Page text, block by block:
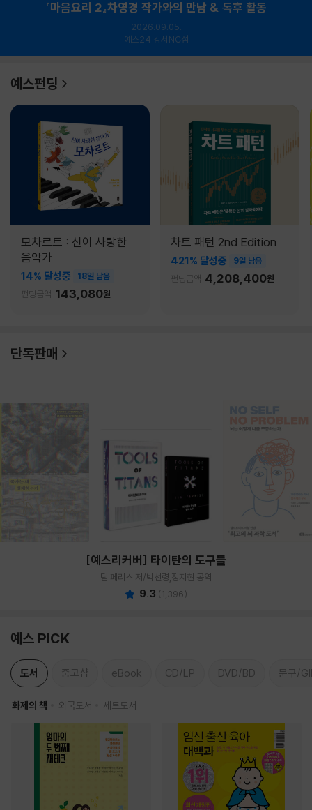
『마음요리 2』차영경 작가와의 만남 & 독후 활동
2026.09.05.
예스24 강서NC점
예스펀딩
모차르트 : 신이 사랑한
음악가
14% 달성중 18일 남음
펀딩금액 143,080원
차트 패턴 2nd Edition
421% 달성중 9일 남음
펀딩금액 4,208,400원
단독판매
[예스리커버] 타이탄의 도구들
팀 페리스 저/박선령,정지현 공역
9.3 (1,396)
예스 PICK
도서 중고샵 eBook CD/LP DVD/BD 문구/
화제의 책 외국도서 세트도서